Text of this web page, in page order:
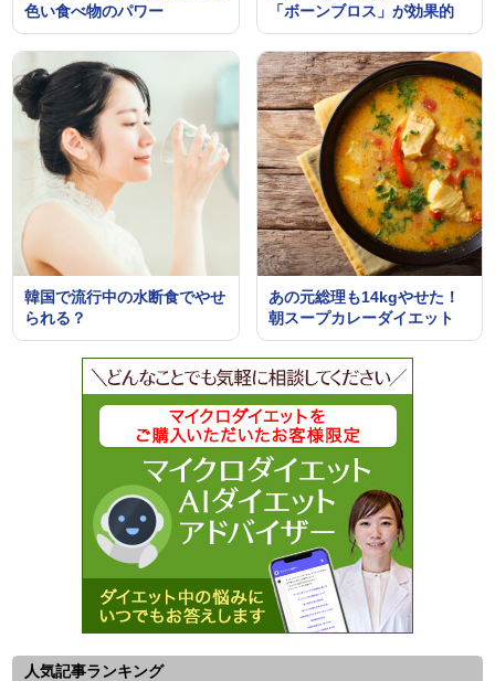
色い食べ物のパワー
「ボーンブロス」が効果的
韓国で流行中の水断食でやせ
られる？
あの元総理も14kgやせた！
朝スープカレーダイエット
人気記事ランキング